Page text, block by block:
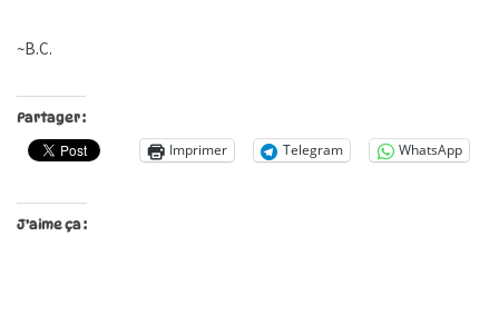
~B.C.
Partager :
Imprimer Telegram WhatsApp
J’aime ça :